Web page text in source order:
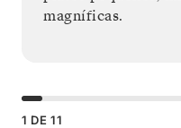
magníficas.
1 DE 11